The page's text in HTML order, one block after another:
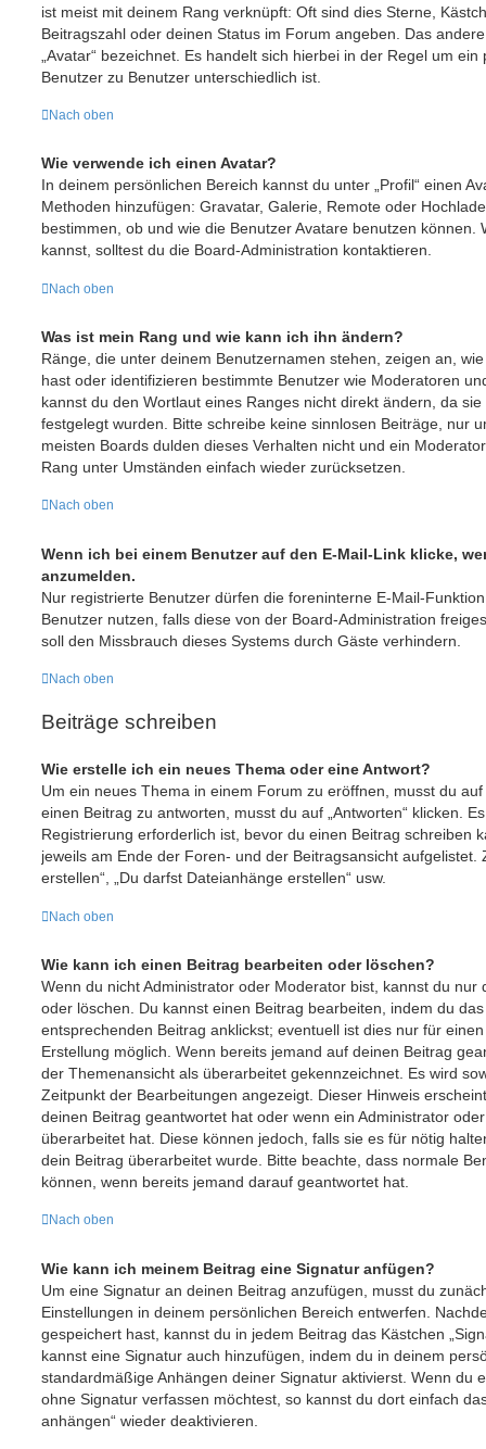
ist meist mit deinem Rang verknüpft: Oft sind dies Sterne,
Beitragszahl oder deinen Status im Forum angeben. Das
„Avatar“ bezeichnet. Es handelt sich hierbei in der Regel um
Benutzer zu Benutzer unterschiedlich ist.
Nach oben
Wie verwende ich einen Avatar?
In deinem persönlichen Bereich kannst du unter „Profil“ einen
Methoden hinzufügen: Gravatar, Galerie, Remote oder
bestimmen, ob und wie die Benutzer Avatare benutzen können.
kannst, solltest du die Board-Administration kontaktieren.
Nach oben
Was ist mein Rang und wie kann ich ihn ändern?
Ränge, die unter deinem Benutzernamen stehen, zeigen an,
hast oder identifizieren bestimmte Benutzer wie Moderatoren
kannst du den Wortlaut eines Ranges nicht direkt ändern, da
festgelegt wurden. Bitte schreibe keine sinnlosen Beiträge, nur
meisten Boards dulden dieses Verhalten nicht und ein
Rang unter Umständen einfach wieder zurücksetzen.
Nach oben
Wenn ich bei einem Benutzer auf den E-Mail-Link klicke,
anzumelden.
Nur registrierte Benutzer dürfen die foreninterne E-Mail-
Benutzer nutzen, falls diese von der Board-Administration
soll den Missbrauch dieses Systems durch Gäste verhindern.
Nach oben
Beiträge schreiben
Wie erstelle ich ein neues Thema oder eine Antwort?
Um ein neues Thema in einem Forum zu eröffnen, musst du
einen Beitrag zu antworten, musst du auf „Antworten“ klicken.
Registrierung erforderlich ist, bevor du einen Beitrag schreiben
jeweils am Ende der Foren- und der Beitragsansicht aufgelistet.
erstellen“, „Du darfst Dateianhänge erstellen“ usw.
Nach oben
Wie kann ich einen Beitrag bearbeiten oder löschen?
Wenn du nicht Administrator oder Moderator bist, kannst du
oder löschen. Du kannst einen Beitrag bearbeiten, indem du
entsprechenden Beitrag anklickst; eventuell ist dies nur für
Erstellung möglich. Wenn bereits jemand auf deinen Beitrag
der Themenansicht als überarbeitet gekennzeichnet. Es wird
Zeitpunkt der Bearbeitungen angezeigt. Dieser Hinweis
deinen Beitrag geantwortet hat oder wenn ein Administrator
überarbeitet hat. Diese können jedoch, falls sie es für nötig
dein Beitrag überarbeitet wurde. Bitte beachte, dass normale
können, wenn bereits jemand darauf geantwortet hat.
Nach oben
Wie kann ich meinem Beitrag eine Signatur anfügen?
Um eine Signatur an deinen Beitrag anzufügen, musst du
Einstellungen in deinem persönlichen Bereich entwerfen.
gespeichert hast, kannst du in jedem Beitrag das Kästchen
kannst eine Signatur auch hinzufügen, indem du in deinem
standardmäßige Anhängen deiner Signatur aktivierst. Wenn du
ohne Signatur verfassen möchtest, so kannst du dort einfach
anhängen“ wieder deaktivieren.